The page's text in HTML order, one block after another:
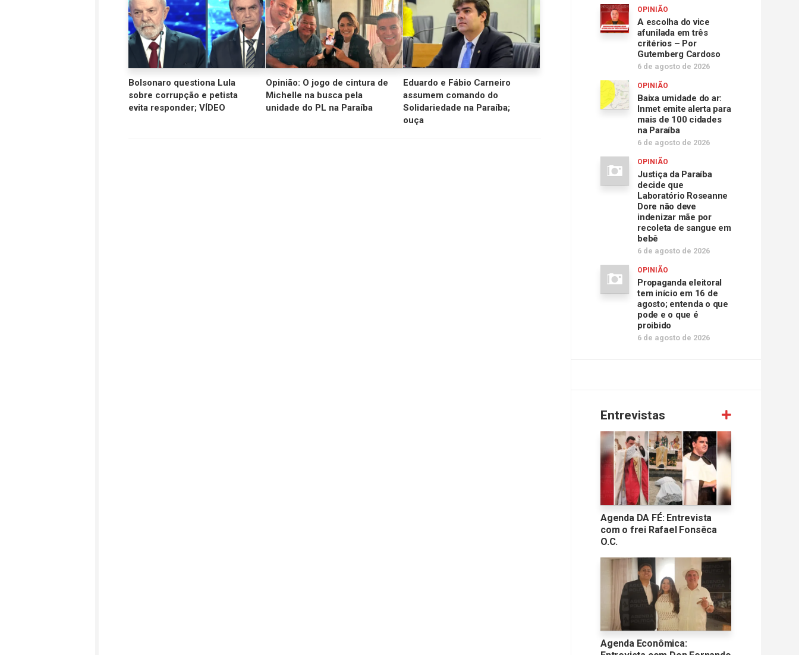
Bolsonaro questiona Lula
sobre corrupção e petista
evita responder; VÍDEO
Opinião: O jogo de cintura de
Michelle na busca pela
unidade do PL na Paraíba
Eduardo e Fábio Carneiro
assumem comando do
Solidariedade na Paraíba;
ouça
OPINIÃO
A escolha do vice
afunilada em três
critérios – Por
Gutemberg Cardoso
6 de agosto de 2026
OPINIÃO
Baixa umidade do ar:
Inmet emite alerta para
mais de 100 cidades
na Paraíba
6 de agosto de 2026
OPINIÃO
Justiça da Paraíba
decide que
Laboratório Roseanne
Dore não deve
indenizar mãe por
recoleta de sangue em
bebê
6 de agosto de 2026
OPINIÃO
Propaganda eleitoral
tem início em 16 de
agosto; entenda o que
pode e o que é
proibido
6 de agosto de 2026
Entrevistas
Agenda DA FÉ: Entrevista
com o frei Rafael Fonsêca
O.C.
Agenda Econômica: